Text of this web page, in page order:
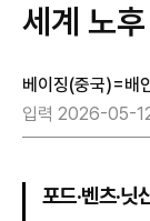
세계 노
베이징(중국)=배
입력 2026-05-
포드·벤츠·